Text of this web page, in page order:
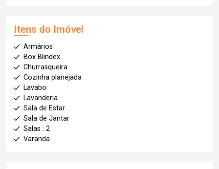
Itens do Imóvel
Armários
Box Blindex
Churrasqueira
Cozinha planejada
Lavabo
Lavanderia
Sala de Estar
Sala de Jantar
Salas : 2
Varanda